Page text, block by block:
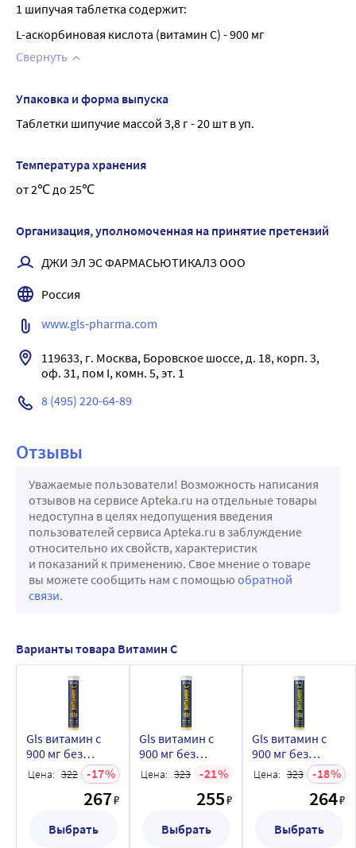
1 шипучая таблетка содержит:
L-аскорбиновая кислота (витамин С) - 900 мг
Свернуть
Упаковка и форма выпуска
Таблетки шипучие массой 3,8 г - 20 шт в уп.
Температура хранения
от 2℃ до 25℃
Организация, уполномоченная на принятие претензий
ДЖИ ЭЛ ЭС ФАРМАСЬЮТИКАЛЗ ООО
Россия
www.gls-pharma.com
119633, г. Москва, Боровское шоссе, д. 18, корп. 3,
оф. 31, пом I, комн. 5, эт. 1
8 (495) 220-64-89
Отзывы
Уважаемые пользователи! Возможность написания
отзывов на сервисе Apteka.ru на отдельные товары
недоступна в целях недопущения введения
пользователей сервиса Apteka.ru в заблуждение
относительно их свойств, характеристик
и показаний к применению. Свое мнение о товаре
вы можете сообщить нам с помощью обратной
связи.
Варианты товара Витамин С
Gls витамин с
900 мг без
сахара со вкусом
апельсина 20
шт. таблетки
3,8 г
Цена: 322 17
267₽
Выбрать
Gls витамин с
900 мг без
сахара со вкусом
лимона 20 шт.
3,8 г
Цена: 323 21
255₽
Выбрать
Gls витамин с
900 мг без
сахара со вкусом
цитрусов 20 шт.
3,8 г
Цена: 323 18
264₽
Выбрать